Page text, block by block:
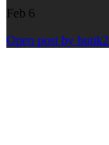
Feb 6
Open post by